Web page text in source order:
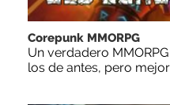
Corepunk MMORPG
Un verdadero
los de antes, pero